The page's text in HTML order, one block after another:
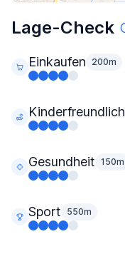
Lage-Check
Einkaufen 200m
Kinderfreundlich
Gesundheit 150m
Sport 550m